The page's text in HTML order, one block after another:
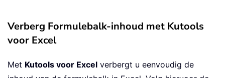
Verberg Formulebalk-inhoud met Kutools
voor Excel
Met Kutools voor Excel verbergt u eenvoudig de